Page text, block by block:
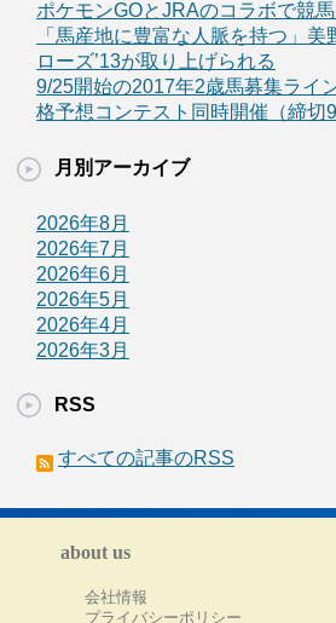
ポケモンGOとJRAのコラボで競
「馬産地に豊富な人脈を持つ」
ローズ’13が取り上げられる
9/25開始の2017年2歳馬募集ライ
格予想コンテスト同時開催（締切
月別アーカイブ
2026年8月
2026年7月
2026年6月
2026年5月
2026年4月
2026年3月
RSS
すべての記事のRSS